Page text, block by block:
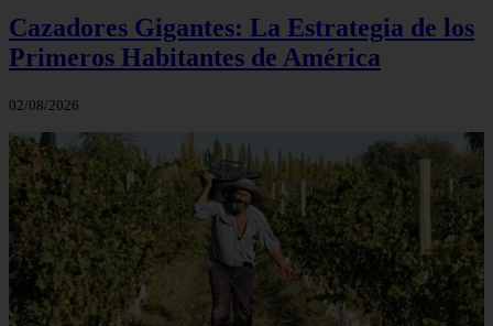
Cazadores Gigantes: La Estrategia de los
Primeros Habitantes de América
02/08/2026